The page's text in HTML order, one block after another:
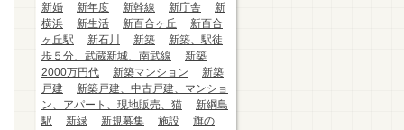
新婚
新年度 新幹線 新庁舎
新
横浜
新生活 新百合ヶ丘
新百合
ヶ丘駅
新石川 新築
新築、駅徒
歩５分、武蔵新城、南武線
新築
2000万円代
新築マンション
新築
戸建
新築戸建、中古戸建、マンショ
ン、アパート、現地販売、猫
新綱島
駅
新緑 新規募集 施設
旗の